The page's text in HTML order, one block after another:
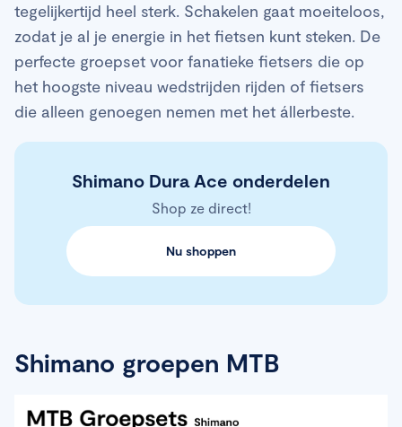
tegelijkertijd heel sterk. Schakelen gaat moeiteloos,
zodat je al je energie in het fietsen kunt steken. De
perfecte groepset voor fanatieke fietsers die op
het hoogste niveau wedstrijden rijden of fietsers
die alleen genoegen nemen met het állerbeste.
Shimano Dura Ace onderdelen
Shop ze direct!
Nu shoppen
Shimano groepen MTB